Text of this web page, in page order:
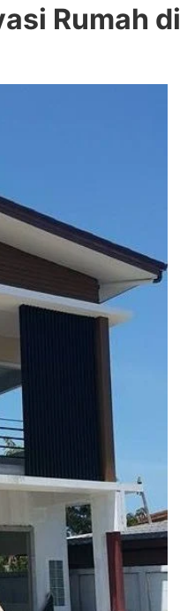
Rumah di